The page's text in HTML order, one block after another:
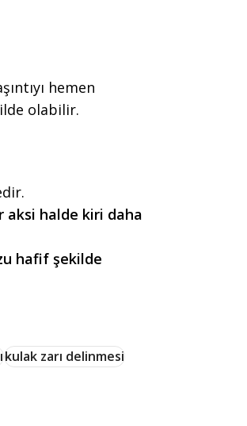
hemen
olabilir.
aksi halde kiri daha
hafif şekilde
kulak zarı delinmesi